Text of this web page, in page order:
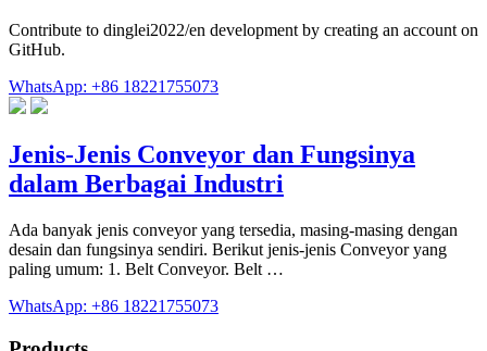
Contribute to dinglei2022/en development by creating an account on
GitHub.
WhatsApp: +86 18221755073
Jenis-Jenis Conveyor dan Fungsinya
dalam Berbagai Industri
Ada banyak jenis conveyor yang tersedia, masing-masing dengan
desain dan fungsinya sendiri. Berikut jenis-jenis Conveyor yang
paling umum: 1. Belt Conveyor. Belt …
WhatsApp: +86 18221755073